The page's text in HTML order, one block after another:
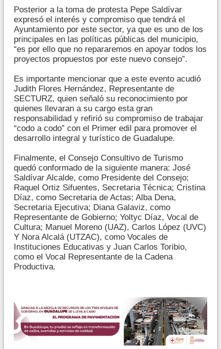
Posterior a la toma de protesta Pepe Saldívar
expresó el interés y compromiso que tendrá el
Ayuntamiento por este sector, ya que es uno de los
principales en las políticas públicas del municipio,
“es por ello que no repararemos en apoyar todos los
proyectos propuestos por este nuevo consejo”.
Es importante mencionar que a este evento acudió
Judith Flores Hernández, Representante de
SECTURZ, quien señaló su reconocimiento por
quienes llevaran a su cargo esta gran
responsabilidad y refirió su compromiso de trabajar
“codo a codo” con el Primer edil para promover el
desarrollo integral y turístico de Guadalupe.
Finalmente, el Consejo Consultivo de Turismo
quedó conformado de la siguiente manera: José
Saldívar Alcalde, como Presidente del Consejo;
Raquel Ortiz Sifuentes, Secretaria Técnica; Cristina
Díaz, como Secretaria de Actas; Alba Dena,
Secretaria Ejecutiva; Diana Galaviz, como
Representante de Gobierno; Yoltyc Díaz, Vocal de
Cultura; Manuel Moreno (UAZ), Carlos López (UVC)
Y Nora Alcalá (UTZAC), como Vocales de
Instituciones Educativas y Juan Carlos Toribio,
como el Vocal Representante de la Cadena
Productiva.